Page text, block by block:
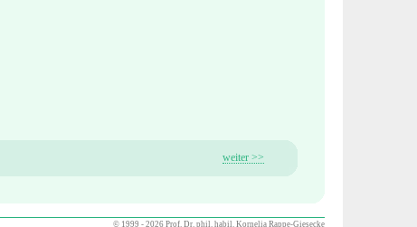
weiter >>
© 1999 - 2026 Prof. Dr. phil. habil. Kornelia Rappe-Giesecke